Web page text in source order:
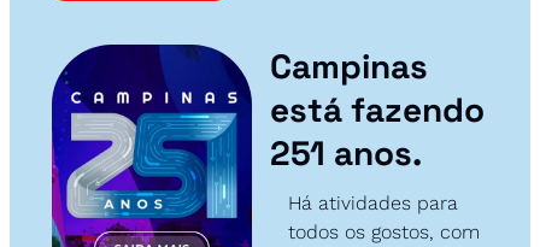
Campinas
está fazendo
251 anos.
Há atividades para
todos os gostos, com